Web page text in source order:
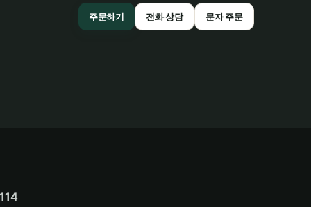
주문하기 전화 상담 문자 주문